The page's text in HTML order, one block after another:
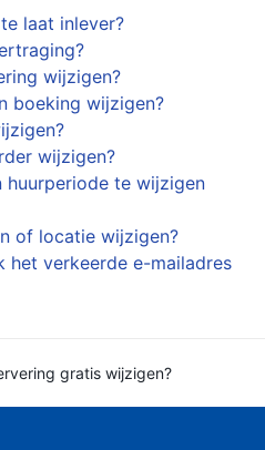
laat inlever?
wijzigen?
boeking wijzigen?
wijzigen?
huurperiode te wijzigen
of locatie wijzigen?
het verkeerde e-mailadres
gratis wijzigen?